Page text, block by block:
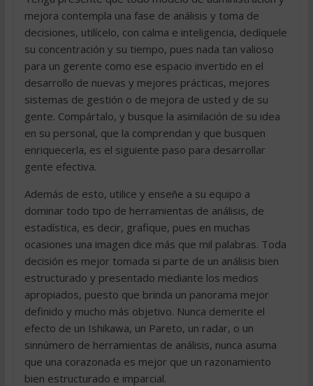
mejora contempla una fase de análisis y toma de
decisiones, utilícelo, con calma e inteligencia, dedíquele
su concentración y su tiempo, pues nada tan valioso
para un gerente como ese espacio invertido en el
desarrollo de nuevas y mejores prácticas, mejores
sistemas de gestión o de mejora de usted y de su
gente. Compártalo, y busque la asimilación de su idea
en su personal, que la comprendan y que busquen
enriquecerla, es el siguiente paso para desarrollar
gente efectiva.
Además de esto, utilice y enseñe a su equipo a
dominar todo tipo de herramientas de análisis, de
estadística, es decir, grafique, pues en muchas
ocasiones una imagen dice más que mil palabras. Toda
decisión es mejor tomada si parte de un análisis bien
estructurado y presentado mediante los medios
apropiados, puesto que brinda un panorama mejor
definido y mucho más objetivo. Nunca demerite el
efecto de un Ishikawa, un Pareto, un radar, o un
sinnúmero de herramientas de análisis, nunca asuma
que una corazonada es mejor que un razonamiento
bien estructurado e imparcial.